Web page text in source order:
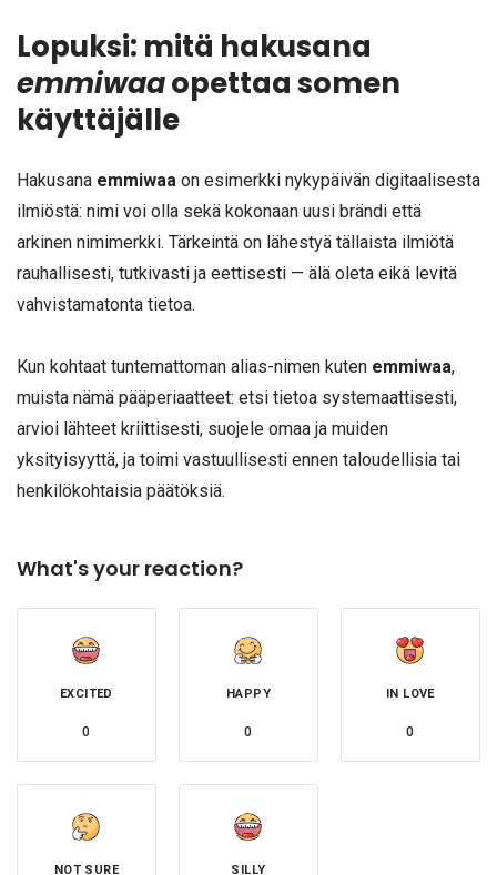
Lopuksi: mitä hakusana
emmiwaaopettaa somen
käyttäjälle
Hakusana emmiwaa on esimerkki nykypäivän digitaalisesta
ilmiöstä: nimi voi olla sekä kokonaan uusi brändi että
arkinen nimimerkki. Tärkeintä on lähestyä tällaista ilmiötä
rauhallisesti, tutkivasti ja eettisesti — älä oleta eikä levitä
vahvistamatonta tietoa.
Kun kohtaat tuntemattoman alias-nimen kuten emmiwaa,
muista nämä pääperiaatteet: etsi tietoa systemaattisesti,
arvioi lähteet kriittisesti, suojele omaa ja muiden
yksityisyyttä, ja toimi vastuullisesti ennen taloudellisia tai
henkilökohtaisia päätöksiä.
What's your reaction?
EXCITED
0
HAPPY
0
IN LOVE
0
NOT SURE SILLY